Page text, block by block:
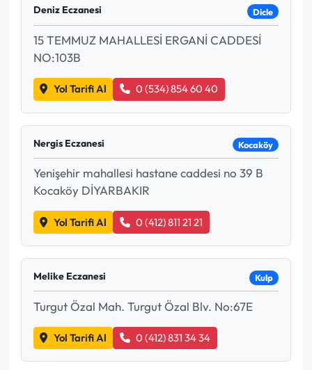
Deniz Eczanesi Dicle
15 TEMMUZ MAHALLESİ ERGANİ CADDESİ
NO:103B
Yol Tarifi Al 0 (534) 854 60 40
Nergis Eczanesi Kocaköy
Yenişehir mahallesi hastane caddesi no 39 B
Kocaköy DİYARBAKIR
Yol Tarifi Al 0 (412) 811 21 21
Melike Eczanesi Kulp
Turgut Özal Mah. Turgut Özal Blv. No:67E
Yol Tarifi Al 0 (412) 831 34 34